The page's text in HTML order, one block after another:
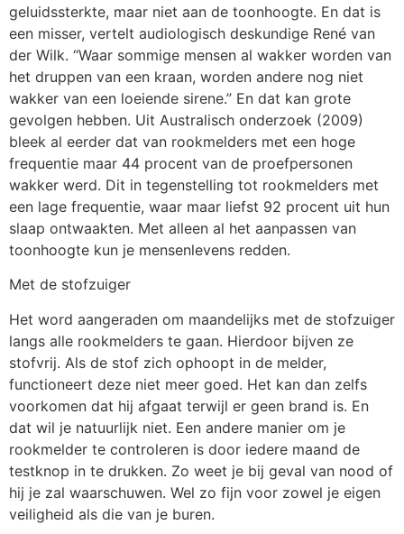
geluidssterkte, maar niet aan de toonhoogte. En dat is
een misser, vertelt audiologisch deskundige René van
der Wilk. “Waar sommige mensen al wakker worden van
het druppen van een kraan, worden andere nog niet
wakker van een loeiende sirene.” En dat kan grote
gevolgen hebben. Uit Australisch onderzoek (2009)
bleek al eerder dat van rookmelders met een hoge
frequentie maar 44 procent van de proefpersonen
wakker werd. Dit in tegenstelling tot rookmelders met
een lage frequentie, waar maar liefst 92 procent uit hun
slaap ontwaakten. Met alleen al het aanpassen van
toonhoogte kun je mensenlevens redden.
Met de stofzuiger
Het word aangeraden om maandelijks met de stofzuiger
langs alle rookmelders te gaan. Hierdoor bijven ze
stofvrij. Als de stof zich ophoopt in de melder,
functioneert deze niet meer goed. Het kan dan zelfs
voorkomen dat hij afgaat terwijl er geen brand is. En
dat wil je natuurlijk niet. Een andere manier om je
rookmelder te controleren is door iedere maand de
testknop in te drukken. Zo weet je bij geval van nood of
hij je zal waarschuwen. Wel zo fijn voor zowel je eigen
veiligheid als die van je buren.